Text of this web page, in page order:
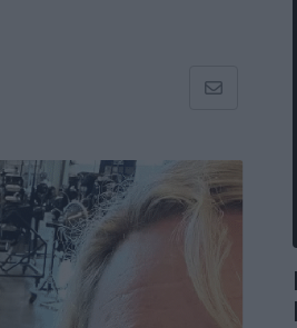
Share
Email